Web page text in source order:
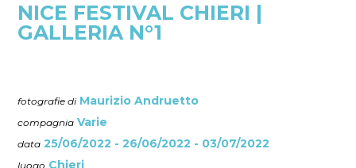
NICE FESTIVAL CHIERI |
GALLERIA N°1
fotografie di Maurizio Andruetto
compagnia Varie
data 25/06/2022 - 26/06/2022 - 03/07/2022
luogo Chieri